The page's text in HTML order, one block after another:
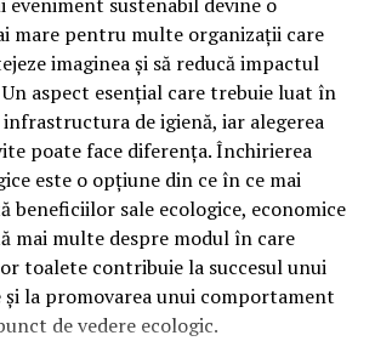
VMP?
identifică o gamă de uleiuri dezvoltate
care necesită performanțe
cu numeroase specificații ale
destinat în special motoarelor
și diesel, inclusiv celor echipate cu:
eveniment sustenabil devine o
mare pentru multe organizații care
imaginea și să reducă impactul
aspect esențial care trebuie luat în
de igienă, iar alegerea
poate face diferența. Închirierea
este o opțiune din ce în ce mai
beneficiilor sale ecologice, economice
mai multe despre modul în care
toalete contribuie la succesul unui
și la promovarea unui comportament
de vedere ecologic.